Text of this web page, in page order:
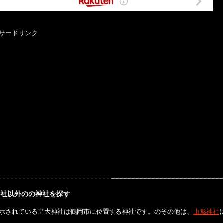
ードリンク
以外のの神社を探す
されている皇大神社は鶴岡市に位置する神社です。のその他は、 山形神社